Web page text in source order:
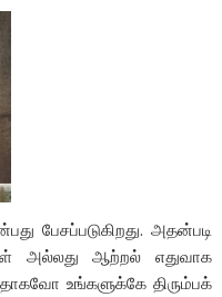
பேசப்படுகிறது. அதன்படி
அல்லது ஆற்றல் எதுவாக
உங்களுக்கே திரும்பக்